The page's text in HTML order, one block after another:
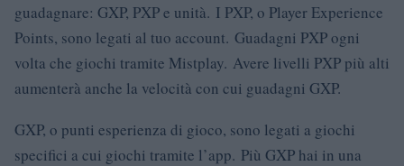
guadagnare: GXP, PXP e unità. I PXP, o Player Experience
Points, sono legati al tuo account. Guadagni PXP ogni
volta che giochi tramite Mistplay. Avere livelli PXP più alti
aumenterà anche la velocità con cui guadagni GXP.
GXP, o punti esperienza di gioco, sono legati a giochi
specifici a cui giochi tramite l’app. Più GXP hai in una